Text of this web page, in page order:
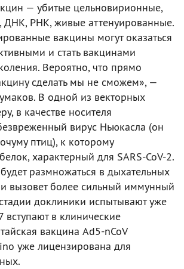
— убитые цельновирионные,
ДНК, РНК, живые аттенуированные.
вакцины могут оказаться
и стать вакцинами
Вероятно, что прямо
сделать мы не сможем», —
В одной из векторных
в качестве носителя
вирус Ньюкасла (он
птиц), к которому
характерный для SARS-CoV-2.
размножаться в дыхательных
и вызовет более сильный иммунный
доклиники испытывают уже
в клинические
вакцина Ad5-nCoV
уже лицензирована для